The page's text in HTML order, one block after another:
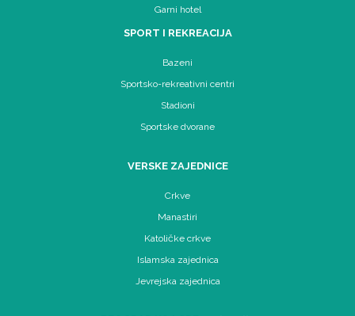
Garni hotel
SPORT I REKREACIJA
Bazeni
Sportsko-rekreativni centri
Stadioni
Sportske dvorane
VERSKE ZAJEDNICE
Crkve
Manastiri
Katoličke crkve
Islamska zajednica
Jevrejska zajednica